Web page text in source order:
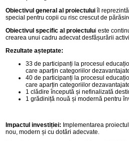
Obiectivul general al proiectului îl
special pentru copii cu risc crescut de
Obiectivul specific al proiectului este
crearea unui cadru adecvat desfășurării
Rezultate așteptate:
33 de participanți la procesul
care aparțin categoriilor
40 de participanți la procesul
care aparțin categoriilor
1 clădire începută și nefinalizată
1 grădiniță nouă și modernă pentru
Impactul investiției: Implementarea
nou, modern și cu dotări adecvate.